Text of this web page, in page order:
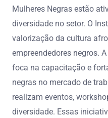
Mulheres Negras estão
diversidade no setor. O
valorização da cultura
empreendedores negros.
foca na capacitação e
negras no mercado de
realizam eventos,
diversidade. Essas